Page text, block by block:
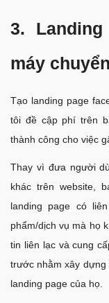
3.
máy
Tạo landing page
tôi đề cập phí trên
thành công cho việc
Thay vì đưa người
khác trên website,
landing page có
phẩm/dịch vụ mà họ
tin liên lạc và cung
trước nhằm xây dựng
landing page của họ.